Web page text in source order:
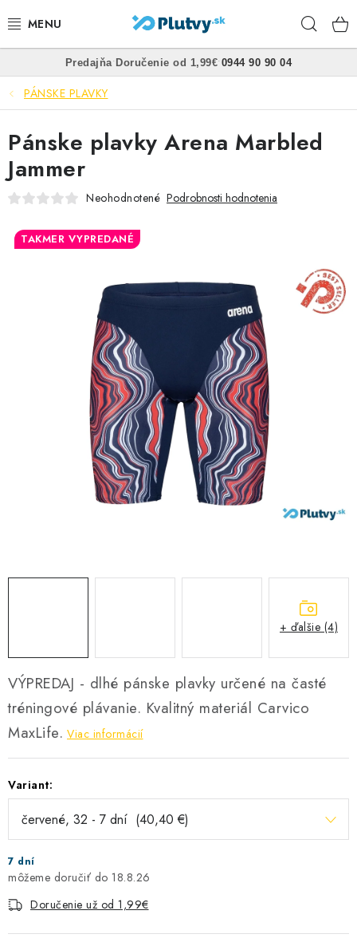
na
PLÁVANIE
ŠNORCHLOVANIE
FREEDIVING
SPEARFISHING
POTÁPANIE
VŠETKO PRE DETI
HRAČKY DO VODY
PODVODNÉ SKÚTRE
TAŠKY A VAKY
Predajňa• Doručenie od 1,99€• 0944 90 90 04
PÁNSKE PLAVKY
VÝPREDAJ - dlhé pánske plavky určené na časté
tréningové plávanie. Kvalitný materiál Carvico
MaxLife. Viac informácií
Variant:
7 dní
18.8.26
Doručenie už od 1,99€
Pánske plavky Arena Marbled
Jammer
Neohodnotené Podrobnosti hodnotenia
TAKMER VYPREDANÉ
+ ďalšie (4)